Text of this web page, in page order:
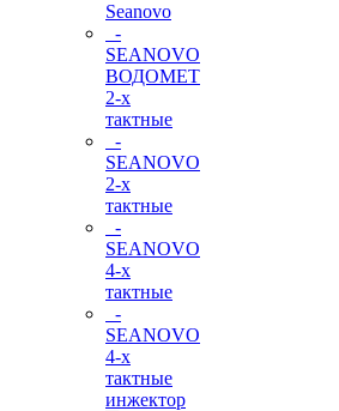
Seanovo
-
SEANOVO
ВОДОМЕТ
2-х
тактные
-
SEANOVO
2-х
тактные
-
SEANOVO
4-х
тактные
-
SEANOVO
4-х
тактные
инжектор